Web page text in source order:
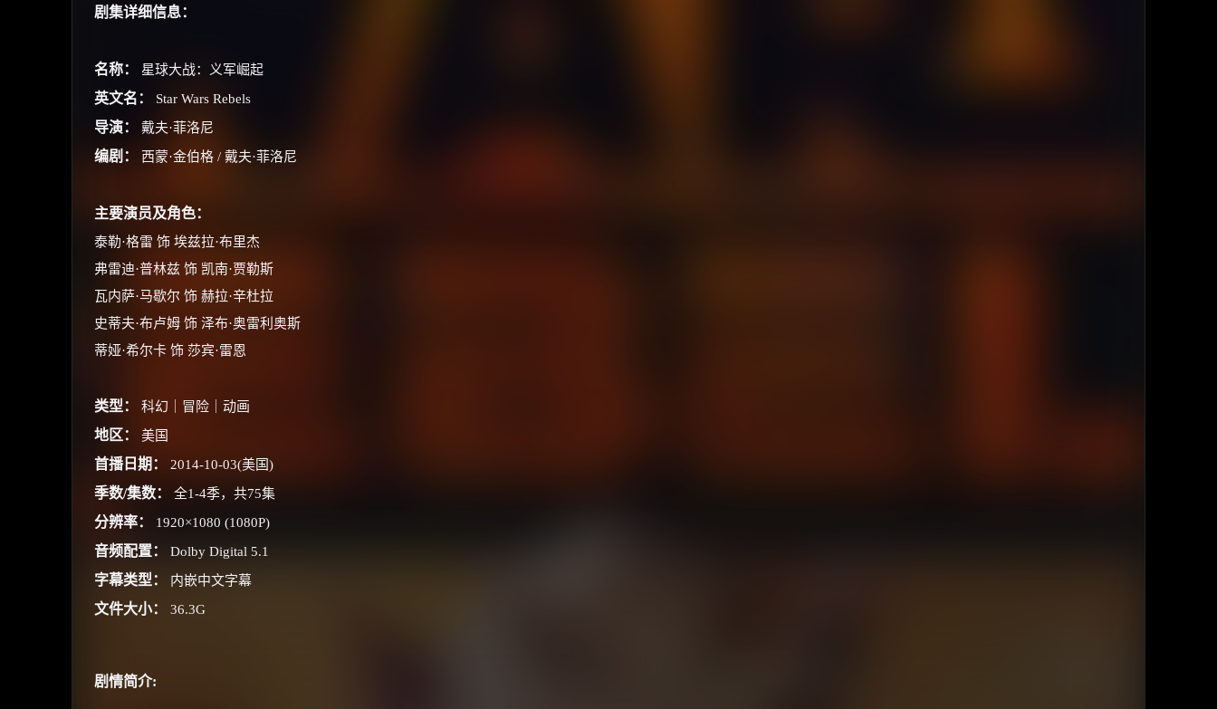
剧集详细信息：
名称： 星球大战：义军崛起
英文名： Star Wars Rebels
导演： 戴夫·菲洛尼
编剧： 西蒙·金伯格 / 戴夫·菲洛尼
主要演员及角色：
泰勒·格雷 饰 埃兹拉·布里杰
弗雷迪·普林兹 饰 凯南·贾勒斯
瓦内萨·马歇尔 饰 赫拉·辛杜拉
史蒂夫·布卢姆 饰 泽布·奥雷利奥斯
蒂娅·希尔卡 饰 莎宾·雷恩
类型： 科幻｜冒险｜动画
地区： 美国
首播日期： 2014-10-03(美国)
季数/集数： 全1-4季，共75集
分辨率： 1920×1080 (1080P)
音频配置： Dolby Digital 5.1
字幕类型： 内嵌中文字幕
文件大小： 36.3G
剧情简介: